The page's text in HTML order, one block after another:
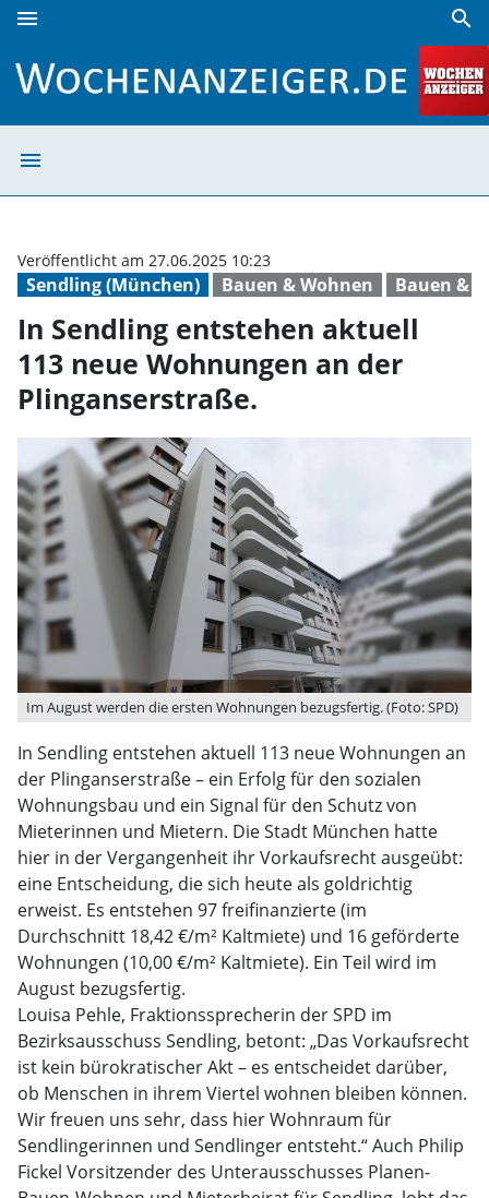
menu search
menu
Sendling (München) Bauen & Wohnen Bauen &
Veröffentlicht am 27.06.2025 10:23
In Sendling entstehen aktuell
113 neue Wohnungen an der
Plinganserstraße.
Im August werden die ersten Wohnungen bezugsfertig. (Foto: SPD)
In Sendling entstehen aktuell 113 neue Wohnungen an
der Plinganserstraße – ein Erfolg für den sozialen
Wohnungsbau und ein Signal für den Schutz von
Mieterinnen und Mietern. Die Stadt München hatte
hier in der Vergangenheit ihr Vorkaufsrecht ausgeübt:
eine Entscheidung, die sich heute als goldrichtig
erweist. Es entstehen 97 freifinanzierte (im
Durchschnitt 18,42 €/m² Kaltmiete) und 16 geförderte
Wohnungen (10,00 €/m² Kaltmiete). Ein Teil wird im
August bezugsfertig.
Louisa Pehle, Fraktionssprecherin der SPD im
Bezirksausschuss Sendling, betont: „Das Vorkaufsrecht
ist kein bürokratischer Akt – es entscheidet darüber,
ob Menschen in ihrem Viertel wohnen bleiben können.
Wir freuen uns sehr, dass hier Wohnraum für
Sendlingerinnen und Sendlinger entsteht.“ Auch Philip
Fickel Vorsitzender des Unterausschusses Planen-